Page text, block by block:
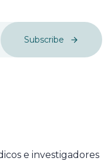
Subscribe
e investigadores